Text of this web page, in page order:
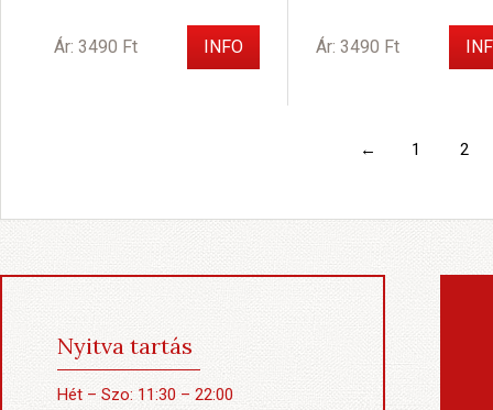
Ár: 3490 Ft INFO Ár: 3490 Ft
← 1 2
Nyitva tartás
Hét – Szo: 11:30 – 22:00